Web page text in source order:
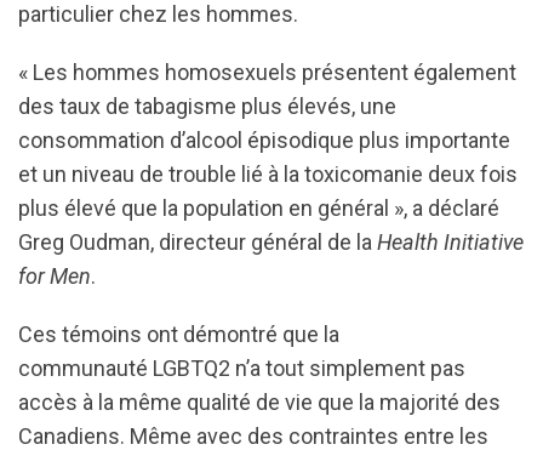
particulier chez les hommes.
« Les hommes homosexuels présentent également
des taux de tabagisme plus élevés, une
consommation d’alcool épisodique plus importante
et un niveau de trouble lié à la toxicomanie deux fois
plus élevé que la population en général », a déclaré
Greg Oudman, directeur général de la Health Initiative
for Men.
Ces témoins ont démontré que la
communauté LGBTQ2 n’a tout simplement pas
accès à la même qualité de vie que la majorité des
Canadiens. Même avec des contraintes entre les